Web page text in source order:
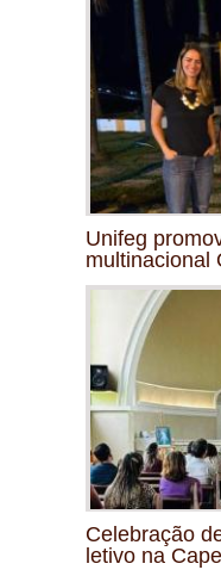
Unifeg
multinacional
Celebração
letivo na